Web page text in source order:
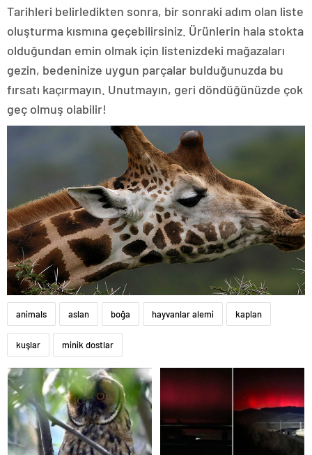
Tarihleri belirledikten sonra, bir sonraki adım olan liste
oluşturma kısmına geçebilirsiniz. Ürünlerin hala stokta
olduğundan emin olmak için listenizdeki mağazaları
gezin, bedeninize uygun parçalar bulduğunuzda bu
fırsatı kaçırmayın. Unutmayın, geri döndüğünüzde çok
geç olmuş olabilir!
animals aslan boğa hayvanlar alemi kaplan
kuşlar minik dostlar